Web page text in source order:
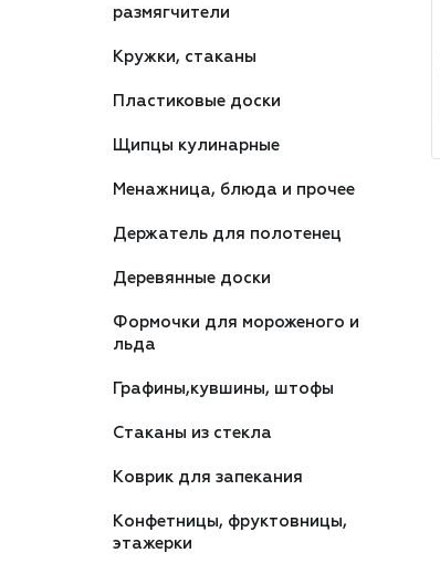
размягчители
Кружки, стаканы
Пластиковые доски
Щипцы кулинарные
Менажница, блюда и прочее
Держатель для полотенец
Деревянные доски
Формочки для мороженого и
льда
Графины,кувшины, штофы
Стаканы из стекла
Коврик для запекания
Конфетницы, фруктовницы,
этажерки